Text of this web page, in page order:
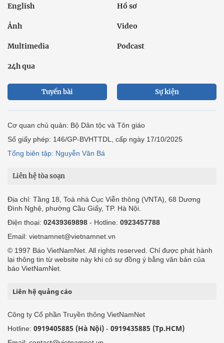
English Hồ sơ
Ảnh Video
Multimedia Podcast
24h qua
Tuyến bài Sự kiện
Cơ quan chủ quản: Bộ Dân tộc và Tôn giáo
Số giấy phép: 146/GP-BVHTTDL, cấp ngày 17/10/2025
Tổng biên tập: Nguyễn Văn Bá
Liên hệ tòa soạn
Địa chỉ: Tầng 18, Toà nhà Cục Viễn thông (VNTA), 68 Dương
Đình Nghệ, phường Cầu Giấy, TP. Hà Nội.
Điện thoại: 02439369898 - Hotline: 0923457788
Email: vietnamnet@vietnamnet.vn
© 1997 Báo VietNamNet. All rights reserved. Chỉ được phát hành
lại thông tin từ website này khi có sự đồng ý bằng văn bản của
báo VietNamNet.
Liên hệ quảng cáo
Công ty Cổ phần Truyền thông VietNamNet
Hotline: 0919405885 (Hà Nội) - 0919435885 (Tp.HCM)